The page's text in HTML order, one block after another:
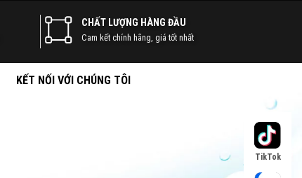
CHẤT LƯỢNG HÀNG ĐẦU
Cam kết chính hãng, giá tốt nhất
KẾT NỐI VỚI CHÚNG TÔI
TikTok